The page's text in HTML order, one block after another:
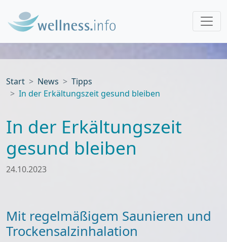
Start News
Tipps
In der Erkältungszeit gesund bleiben
In der Erkältungszeit
gesund bleiben
24.10.2023
Mit regelmäßigem Saunieren und
Trockensalzinhalation